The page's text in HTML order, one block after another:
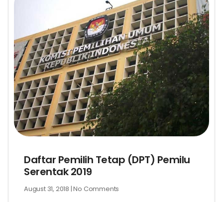
Daftar Pemilih Tetap (DPT) Pemilu
Serentak 2019
August 31, 2018 No Comments